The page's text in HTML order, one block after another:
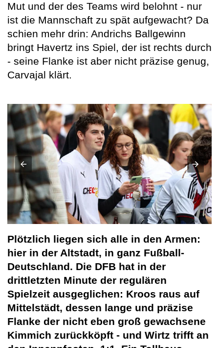
Mut und der des Teams wird belohnt - nur
ist die Mannschaft zu spät aufgewacht? Da
schien mehr drin: Andrichs Ballgewinn
bringt Havertz ins Spiel, der ist rechts durch
- seine Flanke ist aber nicht präzise genug,
Carvajal klärt.
Plötzlich liegen sich alle in den Armen:
hier in der Altstadt, in ganz Fußball-
Deutschland. Die DFB hat in der
drittletzten Minute der regulären
Spielzeit ausgeglichen: Kroos raus auf
Mittelstädt, dessen lange und präzise
Flanke der nicht eben groß gewachsene
Kimmich zurückköpft - und Wirtz trifft an